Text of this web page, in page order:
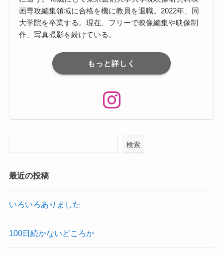
画専攻編集領域に合格を機に教員を退職。2022年、同
⼤学院を卒業する。現在、フリーで映像編集や映像制
作、写真撮影を続けている。
もっと詳しく
検索
最近の投稿
いろいろありました
100日続かないどころか